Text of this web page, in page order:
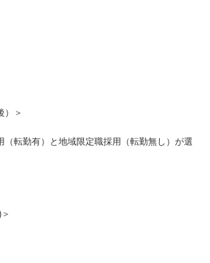
）＞
転勤有）と地域限定職採用（転勤無し）が選